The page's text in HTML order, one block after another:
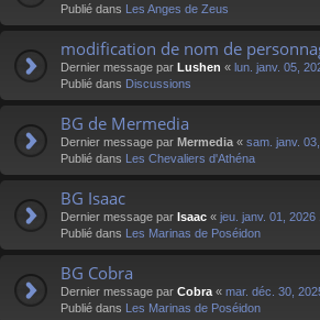
Publié dans Les Anges de Zeus
modification de nom de
Dernier message par Lushen « lun. janv. 05,
Publié dans Discussions
BG de Mermedia
Dernier message par Mermedia « sam. janv.
Publié dans Les Chevaliers d'Athéna
BG Isaac
Dernier message par Isaac « jeu. janv. 01, 2026
Publié dans Les Marinas de Poséidon
BG Cobra
Dernier message par Cobra « mar. déc. 30,
Publié dans Les Marinas de Poséidon